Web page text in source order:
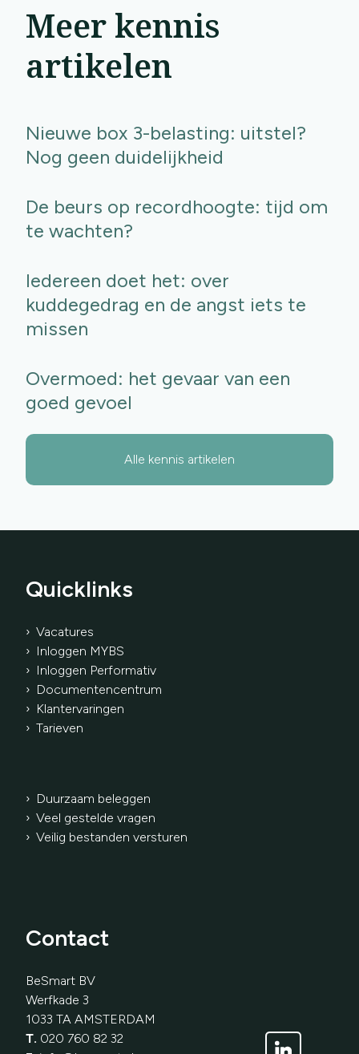
Meer kennis
artikelen
Nieuwe box 3-belasting: uitstel?
Nog geen duidelijkheid
De beurs op recordhoogte: tijd om
te wachten?
Iedereen doet het: over
kuddegedrag en de angst iets te
missen
Overmoed: het gevaar van een
goed gevoel
Alle kennis artikelen
Quicklinks
› Vacatures
› Inloggen MYBS
› Inloggen Performativ
› Documentencentrum
› Klantervaringen
› Tarieven
› Duurzaam beleggen
› Veel gestelde vragen
› Veilig bestanden versturen
Contact
BeSmart BV
Werfkade 3
1033 TA AMSTERDAM
T. 020 760 82 32